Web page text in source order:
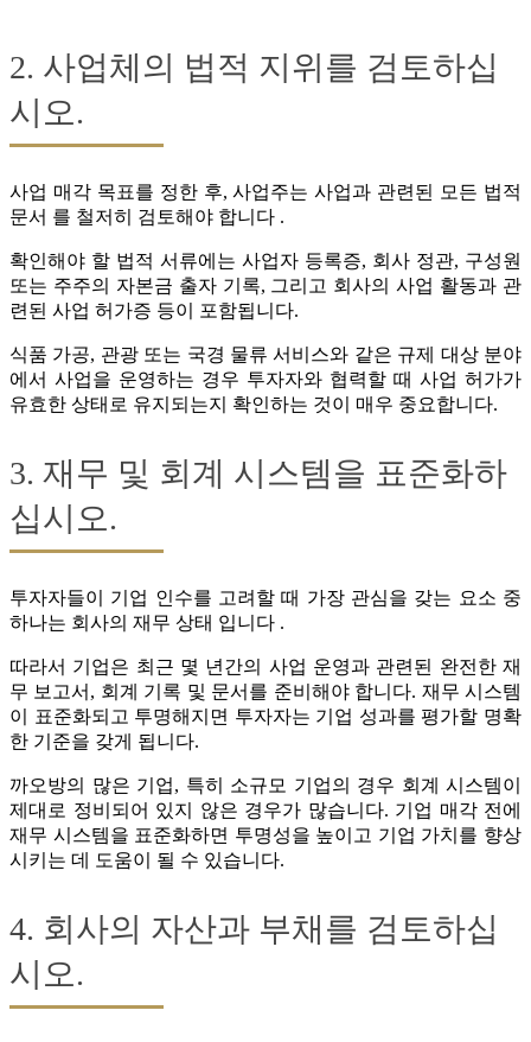
2. 사업체의 법적 지위를 검토하십
시오.
사업 매각 목표를 정한 후, 사업주는 사업과 관련된 모든 법적
문서 를 철저히 검토해야 합니다 .
확인해야 할 법적 서류에는 사업자 등록증, 회사 정관, 구성원
또는 주주의 자본금 출자 기록, 그리고 회사의 사업 활동과 관
련된 사업 허가증 등이 포함됩니다.
식품 가공, 관광 또는 국경 물류 서비스와 같은 규제 대상 분야
에서 사업을 운영하는 경우 투자자와 협력할 때 사업 허가가
유효한 상태로 유지되는지 확인하는 것이 매우 중요합니다.
3. 재무 및 회계 시스템을 표준화하
십시오.
투자자들이 기업 인수를 고려할 때 가장 관심을 갖는 요소 중
하나는 회사의 재무 상태 입니다 .
따라서 기업은 최근 몇 년간의 사업 운영과 관련된 완전한 재
무 보고서, 회계 기록 및 문서를 준비해야 합니다. 재무 시스템
이 표준화되고 투명해지면 투자자는 기업 성과를 평가할 명확
한 기준을 갖게 됩니다.
까오방의 많은 기업, 특히 소규모 기업의 경우 회계 시스템이
제대로 정비되어 있지 않은 경우가 많습니다. 기업 매각 전에
재무 시스템을 표준화하면 투명성을 높이고 기업 가치를 향상
시키는 데 도움이 될 수 있습니다.
4. 회사의 자산과 부채를 검토하십
시오.